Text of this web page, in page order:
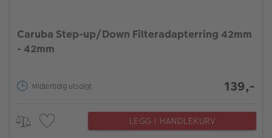
Caruba Step-up/Down Filteradapterring 42mm
- 42mm
Midlertidig utsolgt 139,-
LEGG I HANDLEKURV